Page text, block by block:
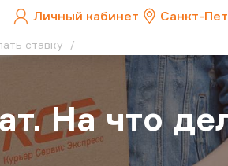
Личный кабинет Санкт-
ставку
На что